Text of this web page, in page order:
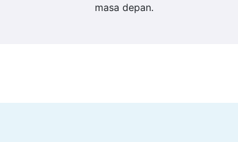
masa depan.